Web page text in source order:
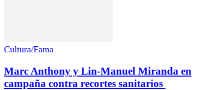
Cultura/Fama
Marc Anthony y Lin-Manuel Miranda en
campaña contra recortes sanitarios